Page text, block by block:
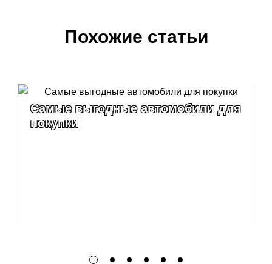
Похожие статьи
Самые выгодные автомобили для
покупки